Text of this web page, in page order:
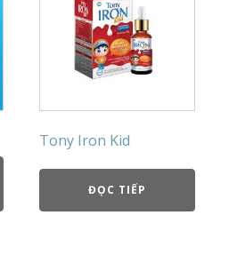
Tony Iron Kid
ĐỌC TIẾP